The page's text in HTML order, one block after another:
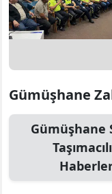
Gümüşhane
Gümüşhane